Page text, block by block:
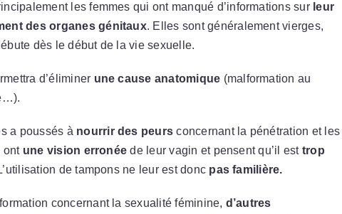
les femmes qui ont manqué d’informations sur leur
des organes génitaux. Elles sont généralement vierges,
dès le début de la vie sexuelle.
d’éliminer une cause anatomique (malformation au
a poussés à nourrir des peurs concernant la pénétration et les
ont une vision erronée de leur vagin et pensent qu’il est trop
de tampons ne leur est donc pas familière.
concernant la sexualité féminine, d’autres